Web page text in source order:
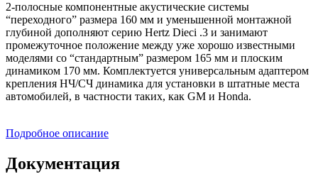
2-полосные компонентные акустические системы
“переходного” размера 160 мм и уменьшенной монтажной
глубиной дополняют серию Hertz Dieci .3 и занимают
промежуточное положение между уже хорошо известными
моделями со “стандартным” размером 165 мм и плоским
динамиком 170 мм. Комплектуется универсальным адаптером
крепления НЧ/СЧ динамика для установки в штатные места
автомобилей, в частности таких, как GM и Honda.
Подробное описание
Документация